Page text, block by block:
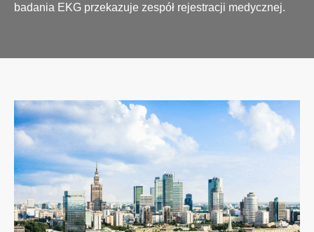
badania EKG przekazuje zespół rejestracji medycznej.